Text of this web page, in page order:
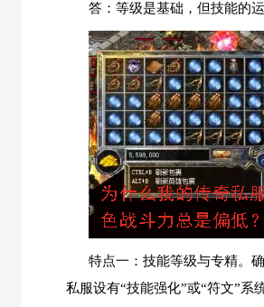
答：等级是基础，但技能的
特点一：技能等级与专精。
私服设有“技能强化”或“符文”